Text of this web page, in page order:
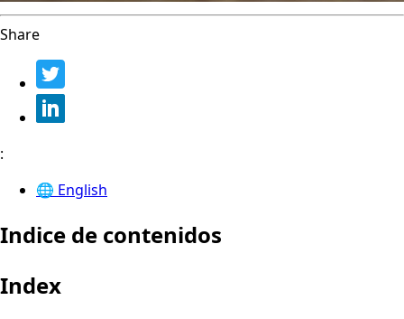
Share
:
🌐 English
Indice de contenidos
Index